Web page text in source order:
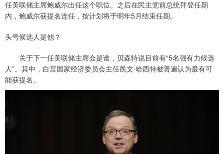
任美联储主席鲍威尔出任这个职位。之后在民主党前总统拜登任期
内，鲍威尔获提名连任，按计划将于明年5月结束任期。
头号候选人是他？
关于下一任美联储主席会是谁，贝森特说目前有“5名强有力候选
人”。其中，白宫国家经济委员会主任凯文·哈西特被普遍认为最有可
能获提名。